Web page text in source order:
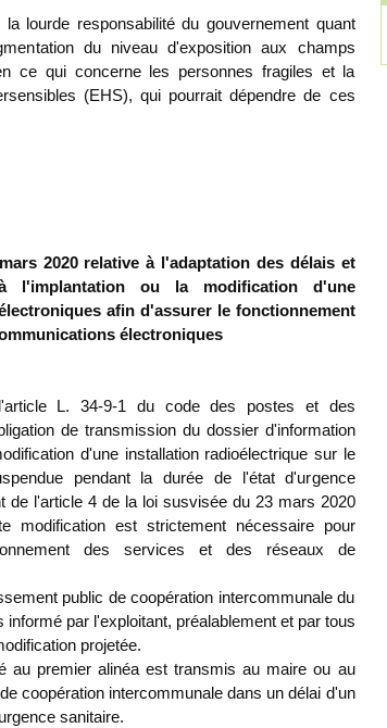
lourde responsabilité du gouvernement quant
du niveau d'exposition aux champs
ce qui concerne les personnes fragiles et la
(EHS), qui pourrait dépendre de ces
2020 relative à l'adaptation des délais et
l'implantation ou la modification d'une
afin d'assurer le fonctionnement
électroniques
L. 34-9-1 du code des postes et des
de transmission du dossier d'information
d'une installation radioélectrique sur le
pendant la durée de l'état d'urgence
de l'article 4 de la loi susvisée du 23 mars 2020
modification est strictement nécessaire pour
des services et des réseaux de
public de coopération intercommunale du
par l'exploitant, préalablement et par tous
projetée.
au premier alinéa est transmis au maire ou au
coopération intercommunale dans un délai d'un
sanitaire.